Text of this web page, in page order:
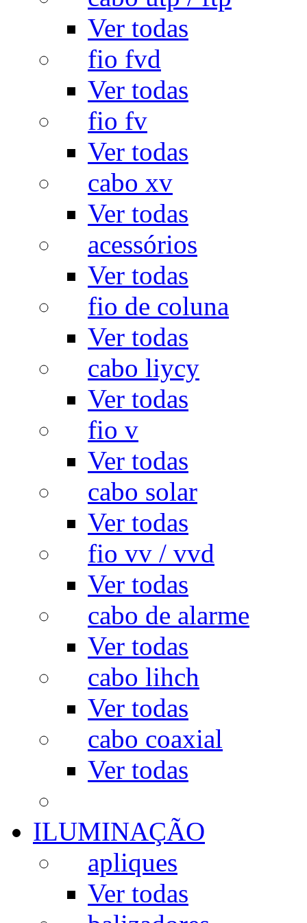
Ver todas
fio fvd
Ver todas
fio fv
Ver todas
cabo xv
Ver todas
acessórios
Ver todas
fio de coluna
Ver todas
cabo liycy
Ver todas
fio v
Ver todas
cabo solar
Ver todas
fio vv / vvd
Ver todas
cabo de alarme
Ver todas
cabo lihch
Ver todas
cabo coaxial
Ver todas
ILUMINAÇÃO
apliques
Ver todas